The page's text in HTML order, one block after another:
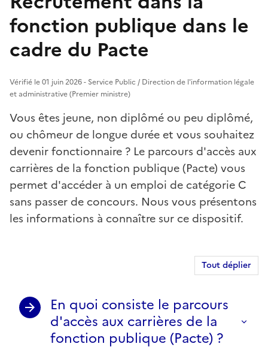
fonction publique dans le
cadre du Pacte
Vérifié le 01 juin 2026 - Service Public / Direction de l'information légale
et administrative (Premier ministre)
Vous êtes jeune, non diplômé ou peu diplômé,
ou chômeur de longue durée et vous souhaitez
devenir fonctionnaire ? Le parcours d'accès aux
carrières de la fonction publique (Pacte) vous
permet d'accéder à un emploi de catégorie C
sans passer de concours. Nous vous présentons
les informations à connaître sur ce dispositif.
Tout déplier
En quoi consiste le parcours
d'accès aux carrières de la
fonction publique (Pacte) ?